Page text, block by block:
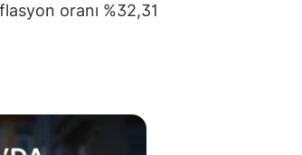
oranı %32,31